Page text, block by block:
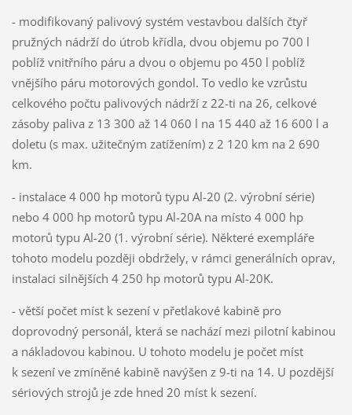
- modifikovaný palivový systém vestavbou dalších čtyř
pružných nádrží do útrob křídla, dvou objemu po 700 l
poblíž vnitřního páru a dvou o objemu po 450 l poblíž
vnějšího páru motorových gondol. To vedlo ke vzrůstu
celkového počtu palivových nádrží z 22-ti na 26, celkové
zásoby paliva z 13 300 až 14 060 l na 15 440 až 16 600 l a
doletu (s max. užitečným zatížením) z 2 120 km na 2 690
km.
- instalace 4 000 hp motorů typu Al-20 (2. výrobní série)
nebo 4 000 hp motorů typu Al-20A na místo 4 000 hp
motorů typu Al-20 (1. výrobní série). Některé exempláře
tohoto modelu později obdržely, v rámci generálních oprav,
instalaci silnějších 4 250 hp motorů typu Al-20K.
- větší počet míst k sezení v přetlakové kabině pro
doprovodný personál, která se nachází mezi pilotní kabinou
a nákladovou kabinou. U tohoto modelu je počet míst
k sezení ve zmíněné kabině navýšen z 9-ti na 14. U pozdější
sériových strojů je zde hned 20 míst k sezení.